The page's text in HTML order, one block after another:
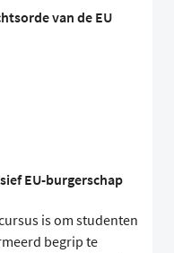
van de EU
EU-burgerschap
is om studenten
begrip te